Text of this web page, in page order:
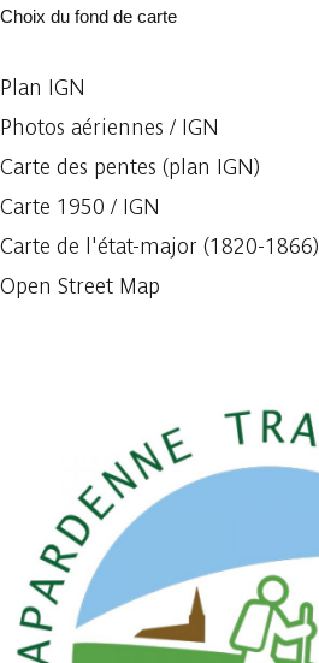
Choix du fond de carte
Plan IGN
Photos aériennes / IGN
Carte des pentes (plan IGN)
Carte 1950 / IGN
Carte de l'état-major (1820-1866)
Open Street Map